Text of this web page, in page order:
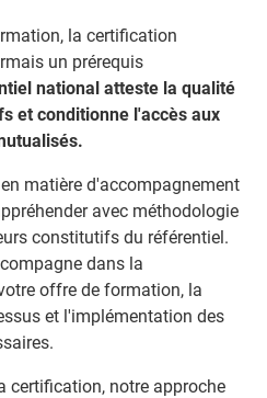
la certification
un prérequis
national atteste la qualité
et conditionne l'accès aux
matière d'accompagnement
avec méthodologie
constitutifs du référentiel.
dans la
offre de formation, la
et l'implémentation des
certification, notre approche